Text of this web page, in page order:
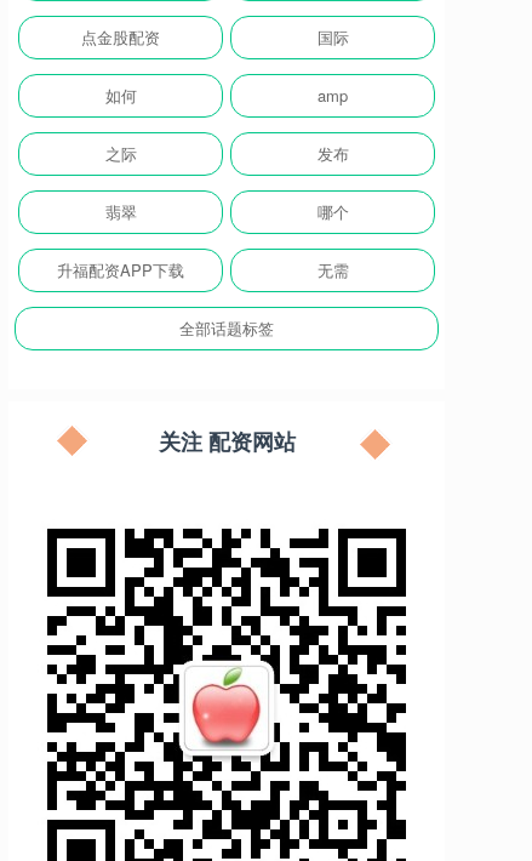
点金股配资 国际
如何 amp
之际 发布
翡翠 哪个
升福配资APP下载 无需
全部话题标签
关注 配资网站